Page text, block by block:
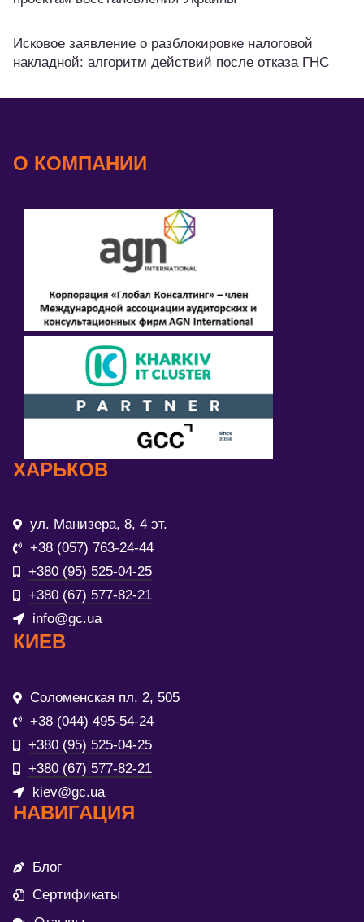
Исковое заявление о разблокировке налоговой
накладной: алгоритм действий после отказа ГНС
О КОМПАНИИ
ХАРЬКОВ
ул. Манизера, 8, 4 эт.
+38 (057) 763-24-44
+380 (95) 525-04-25
+380 (67) 577-82-21
info@gc.ua
КИЕВ
Соломенская пл. 2, 505
+38 (044) 495-54-24
+380 (95) 525-04-25
+380 (67) 577-82-21
kiev@gc.ua
НАВИГАЦИЯ
Блог
Сертификаты